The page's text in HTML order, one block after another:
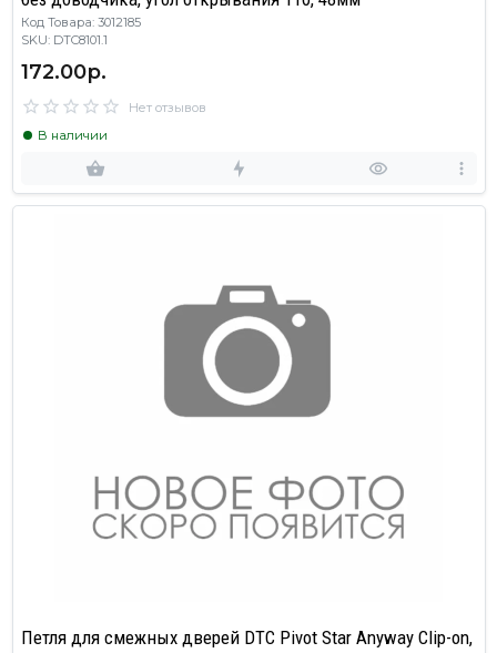
Код Товара: 3012185
SKU: DTC8101.1
172.00р.
Нет отзывов
В наличии
Петля для смежных дверей DTC Pivot Star Anyway Clip-on,